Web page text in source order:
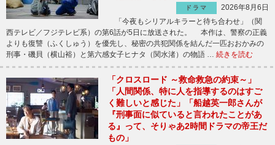
ドラマ
2026年8月6日
「今夜もシリアルキラーと待ち合わせ」（関
西テレビ／フジテレビ系）の第6話が5日に放送された。 本作は、警察の正義
よりも復讐（ふくしゅう）を優先し、秘密の共犯関係を結んだ一匹おおかみの
刑事・磯貝（横山裕）と第六感女子ヒナタ（関水渚）の物語 … 続きを読む
「クロスロード ～救命救急の約束～」
「人間関係、特に人を指導するのはすご
く難しいと感じた」「船越英一郎さんが
『刑事面に似ていると言われたことがあ
る』って、そりゃあ2時間ドラマの帝王だ
もの」